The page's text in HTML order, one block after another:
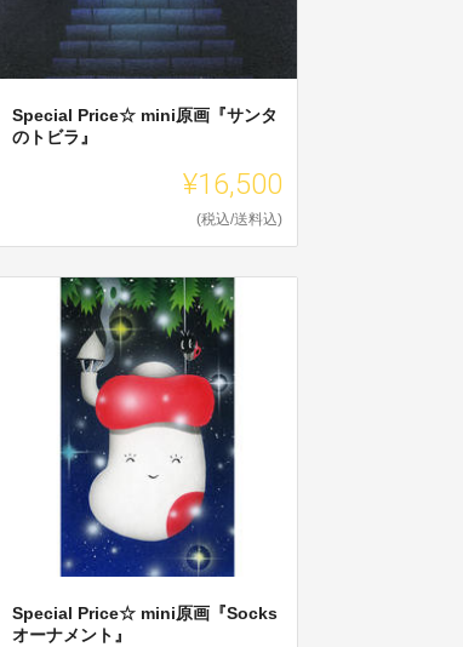
Special Price☆ mini原画『サンタ
のトビラ』
¥16,500
(税込/送料込)
Special Price☆ mini原画『Socks
オーナメント』